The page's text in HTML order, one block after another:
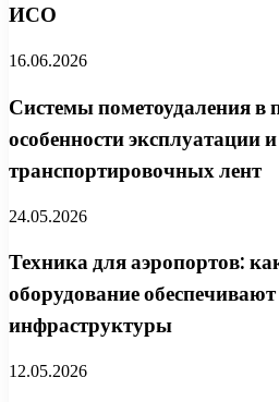
ИСО
16.06.2026
Системы пометоудаления в
особенности эксплуатации
транспортировочных лент
24.05.2026
Техника для аэропортов:
оборудование
инфраструктуры
12.05.2026